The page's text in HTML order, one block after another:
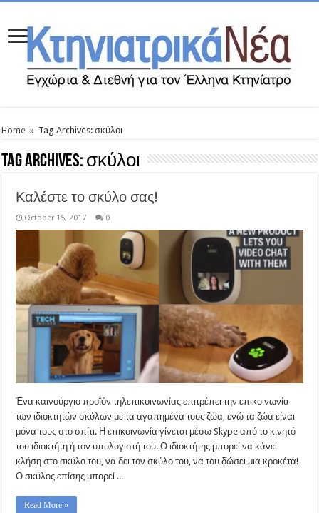
Home » Tag Archives: σκύλοι
Tag Archives: σκύλοι
Καλέστε το σκύλο σας!
October 15, 2017 0
Ένα καινούργιο προϊόν τηλεπικοινωνίας επιτρέπει την επικοινωνία
των ιδιοκτητών σκύλων με τα αγαπημένα τους ζώα, ενώ τα ζώα είναι
μόνα τους στο σπίτι. Η επικοινωνία γίνεται μέσω Skype από το κινητό
του ιδιοκτήτη ή τον υπολογιστή του. Ο ιδιοκτήτης μπορεί να κάνει
κλήση στο σκύλο του, να δει τον σκύλο του, να του δώσει μια κροκέτα!
Ο σκύλος επίσης μπορεί ...
Read More »